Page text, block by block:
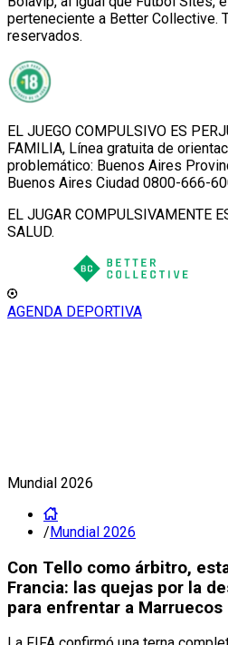
perteneciente a Better Collective.
reservados.
EL JUEGO COMPULSIVO ES
FAMILIA, Línea gratuita de
problemático: Buenos Aires
Buenos Aires Ciudad 0800-666-
EL JUGAR COMPULSIVAMENTE
SALUD.
AGENDA DEPORTIVA
Mundial 2026
/Mundial 2026
Con Tello como árbitro,
Francia: las quejas por la
para enfrentar a Marruecos